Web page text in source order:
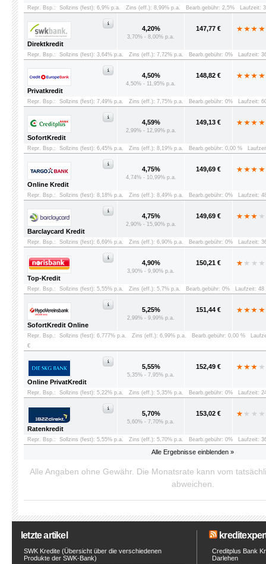
Alle Ergebnisse einblenden »
Repr. Bsp.: Sollzins (fest): 6,9% p.a. Zins (eff.): 8,99% p.a. Bearb.gebühr: 2,5% Laufzeit:
Direktkredit
4,20%
3,70% - 8,00% p.a.
147,77 €
Repr. Bsp.: Sollzins (fest): 3,64% p.a. Zins (eff.): 7,72% p.a. Bearb.gebühr: 0% Laufzeit:
Privatkredit
4,50%
4,50% - 11,95% p.a.
148,82 €
Repr. Bsp.: Sollzins (fest): 7,49% p.a. Zins (eff.): 7,75% p.a. Bearb.gebühr: 0% Laufzeit:
SofortKredit
4,59%
2,99% - 12,99% p.a.
149,13 €
Repr. Bsp.: Sollzins (fest): 6,45% p.a. Zins (eff.): 8,19% p.a. Bearb.gebühr: 0,00 %
Online Kredit
4,75%
4,74% - 10,99% p.a.
149,69 €
Repr. Bsp.: Sollzins (fest): 8,18% p.a. Zins (eff.): 8,49% p.a. Bearb.gebühr: 0% Laufzeit:
Barclaycard Kredit
4,75%
2,90% - 15,90% p.a.
149,69 €
Repr. Bsp.: Sollzins (fest): 6,69% p.a. Zins (eff.): 6,90% p.a. Bearb.gebühr: 0% Laufzeit:
Top-Kredit
4,90%
3,90% - 9,90% p.a.
150,21 €
Repr. Bsp.: Sollzins (fest): 5,55% p.a. Zins (eff.): 5,7% p.a. Bearb.gebühr: 0% Laufzeit: 48
SofortKredit Online
5,25%
2,99% - 9,99% p.a.
151,44 €
Repr. Bsp.: Sollzins (fest): 6,777% p.a. Zins (eff.): 6,99% p.a. Bearb.gebühr: 0,00 %
€
Online PrivatKredit
5,55%
5,35% - 7,95% p.a.
152,49 €
Repr. Bsp.: Sollzins (fest): 5,22% p.a. Zins (eff.): 5,35% p.a. Bearb.gebühr: 0% Laufzeit:
Ratenkredit
5,70%
5,60% - 7,70% p.a.
153,02 €
Repr. Bsp.: Sollzins (fest): 5,55% p.a. Zins (eff.): 5,70% p.a. Bearb.gebühr: 0% Laufzeit:
Alle Angaben ohne Gewähr. Die Monatsrate kann vom
abweichen.
letzte artikel
SWK Kredite (Übersicht über die verschiedenen
Produkte der SWK-Bank)
Creditplus Bank
Darlehen